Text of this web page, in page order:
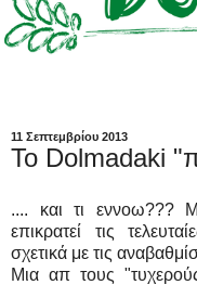
11 Σεπτεμβρίου 2013
Το Dolmadaki
.... και τι εννοω???
επικρατεί τις
σχετικά με τις
Μια απ τους